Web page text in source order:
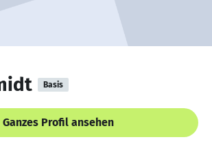
Basis
Ganzes Profil ansehen